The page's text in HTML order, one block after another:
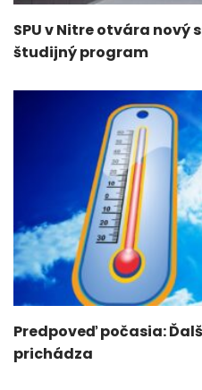
SPU v Nitre otvára
študijný program
Predpoveď počasia:
prichádza